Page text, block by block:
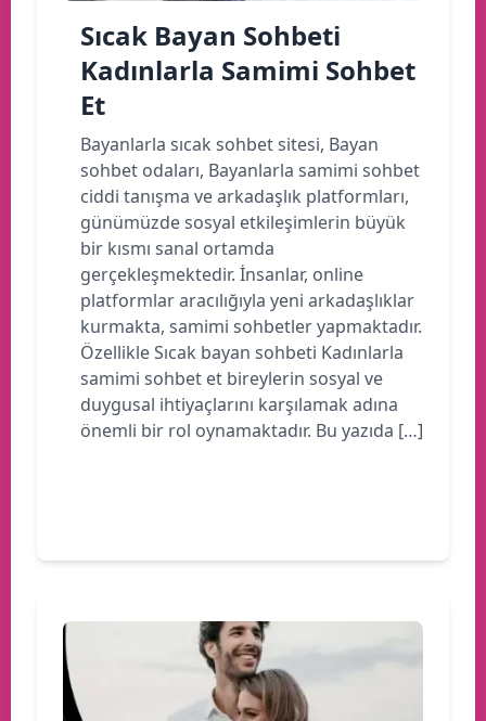
Sıcak Bayan Sohbeti
Kadınlarla Samimi Sohbet
Et
Bayanlarla sıcak sohbet sitesi, Bayan
sohbet odaları, Bayanlarla samimi sohbet
ciddi tanışma ve arkadaşlık platformları,
günümüzde sosyal etkileşimlerin büyük
bir kısmı sanal ortamda
gerçekleşmektedir. İnsanlar, online
platformlar aracılığıyla yeni arkadaşlıklar
kurmakta, samimi sohbetler yapmaktadır.
Özellikle Sıcak bayan sohbeti Kadınlarla
samimi sohbet et bireylerin sosyal ve
duygusal ihtiyaçlarını karşılamak adına
önemli bir rol oynamaktadır. Bu yazıda […]